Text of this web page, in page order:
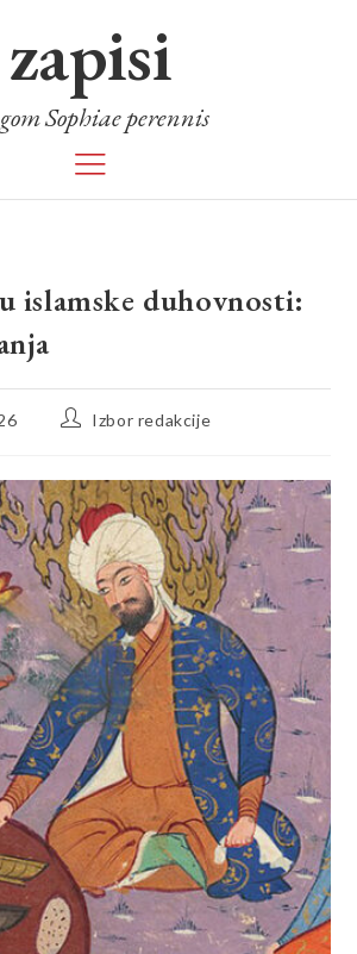
zapisi
Sophiae perennis
islamske duhovnosti:
Izbor redakcije